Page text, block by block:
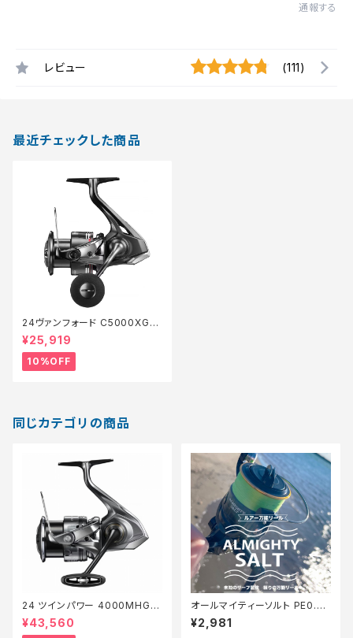
通報する
レビュー (111)
最近チェックした商品
24ヴァンフォード C5000XG
【継続セール_リール】【10】
¥25,919
10%OFF
同じカテゴリの商品
24 ツインパワー 4000MHG
【継続セール_リール】【10】
¥43,560
オールマイティーソルト PE0.8
号150m Tオリ
¥2,981